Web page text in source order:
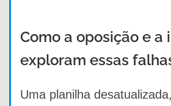
Como a oposição e a
exploram essas
Uma planilha